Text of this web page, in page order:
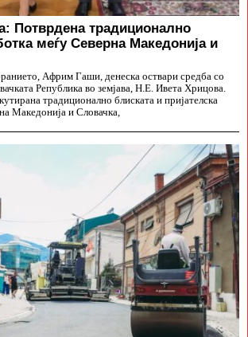
Потврдена традиционално
меѓу Северна Македонија и
Африм Гаши, денеска оствари средба со
Република во земјава, Н.Е. Ивета Хрицова.
традиционално блиската и пријателска
Македонија и Словачка,